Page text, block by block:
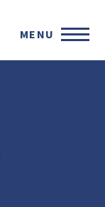
MENU